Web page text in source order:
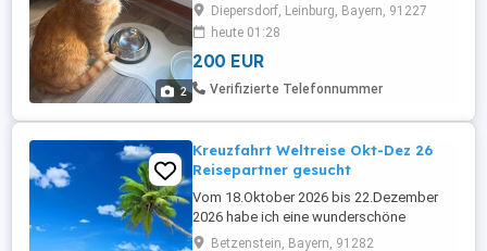
2
ist ein ganz besonderer Schatz. Hier auf
der Pflegestelle ist er schon an Tag 2
komplett aufgetaut und zeigt seine
liebevolle Seite, indem er sich als
Schmusebär präsentiert. Er genießt die
Diepersdorf, Leinburg, Bayern, 91227
heute 01:28
200 EUR
Verifizierte Telefonnummer
Kreuzfahrt Weltreise Okt-Dez 26
Reisepartner gesucht
Vom 18.Oktober 2026 bis 22.Dezember
2026 habe ich eine wunderschöne
Kreuzfahrt gebucht, leider ist mein
Betzenstein, Bayern, 91282